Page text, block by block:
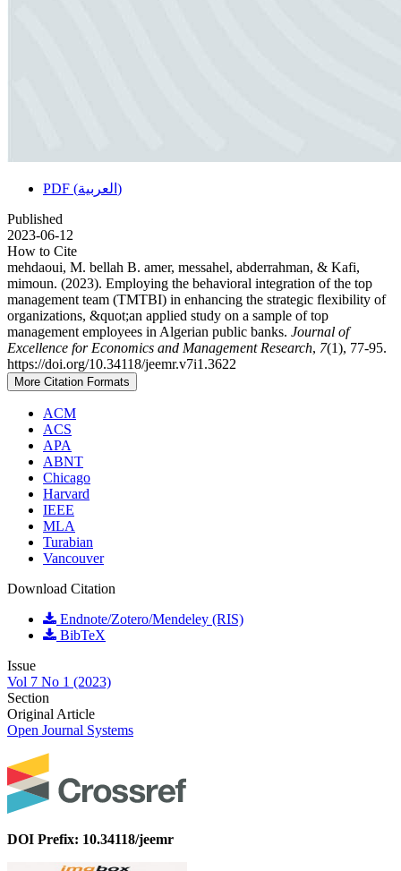
PDF (العربية)
Published
2023-06-12
How to Cite
mehdaoui, M. bellah B. amer, messahel, abderrahman, & Kafi,
mimoun. (2023). Employing the behavioral integration of the top
management team (TMTBI) in enhancing the strategic flexibility of
organizations, &quot;an applied study on a sample of top
management employees in Algerian public banks. Journal of
Excellence for Economics and Management Research, 7(1), 77-95.
https://doi.org/10.34118/jeemr.v7i1.3622
More Citation Formats
ACM
ACS
APA
ABNT
Chicago
Harvard
IEEE
MLA
Turabian
Vancouver
Download Citation
Endnote/Zotero/Mendeley (RIS)
BibTeX
Issue
Vol 7 No 1 (2023)
Section
Original Article
Open Journal Systems
DOI Prefix: 10.34118/jeemr